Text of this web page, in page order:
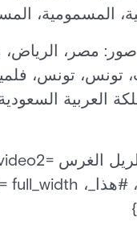
المسمومية،
مصر،
تونس،
العربية